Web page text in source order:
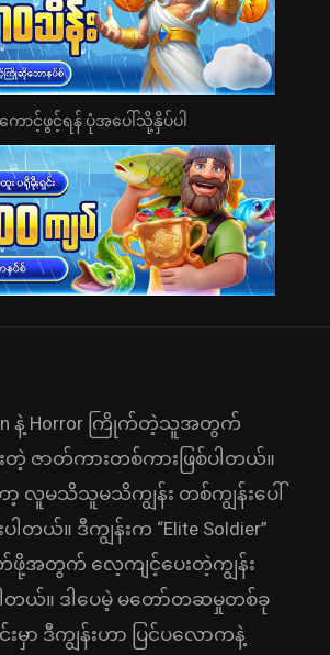
ောင့်ဖွင့်ရန် ပုံအပေါ်သို့နှိပ်ပါ
နဲ့ Horror ကြိုက်တဲ့သူအတွက်
ဇာတ်ကားတစ်ကားဖြစ်ပါတယ်။
လူမသိသူမသိကျွန်း တစ်ကျွန်းပေါ်
ါတယ်။ ဒီကျွန်းက “Elite Soldier”
အတွက် လေ့ကျင့်ပေးတဲ့ကျွန်း
ါတယ်။ ဒါပေမဲ့ မတော်တဆမှုတစ်ခု
င်းမှာ ဒီကျွန်းဟာ ပြင်ပလောကနဲ့